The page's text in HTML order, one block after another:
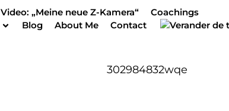
Video: „Meine neue Z-Kamera“
Coachings
Blog About Me Contact